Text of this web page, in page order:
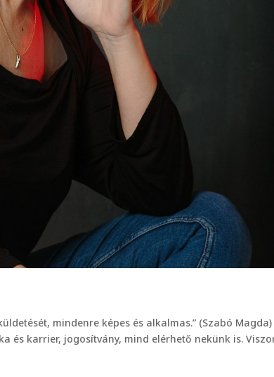
mindenre képes és alkalmas.” (Szabó Magda)
és karrier, jogosítvány, mind elérhető nekünk is.